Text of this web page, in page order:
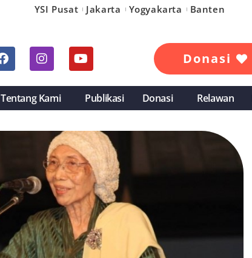
YSI Pusat Jakarta Yogyakarta Banten
Donasi
Tentang Kami Publikasi Donasi Relawan